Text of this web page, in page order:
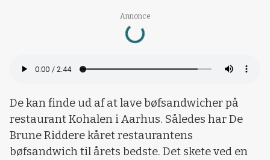
Annonce
Loading...
De kan finde ud af at lave bøfsandwicher på
restaurant Kohalen i Aarhus. Således har De
Brune Riddere kåret restaurantens
bøfsandwich til årets bedste. Det skete ved en